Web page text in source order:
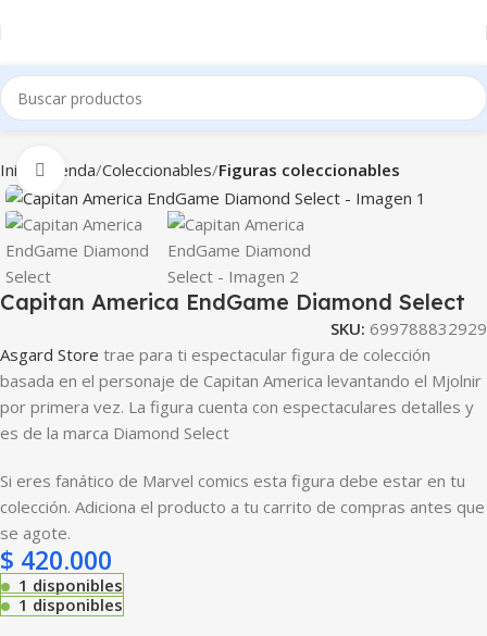
Inicio Tienda Coleccionables Figuras coleccionables
Clic para ampliar
Capitan America EndGame Diamond Select
SKU: 699788832929
Asgard Store trae para ti espectacular figura de colección
basada en el personaje de Capitan America levantando el Mjolnir
por primera vez. La figura cuenta con espectaculares detalles y
es de la marca Diamond Select
Si eres fanático de Marvel comics esta figura debe estar en tu
colección. Adiciona el producto a tu carrito de compras antes que
se agote.
$ 420.000
1 disponibles
1 disponibles